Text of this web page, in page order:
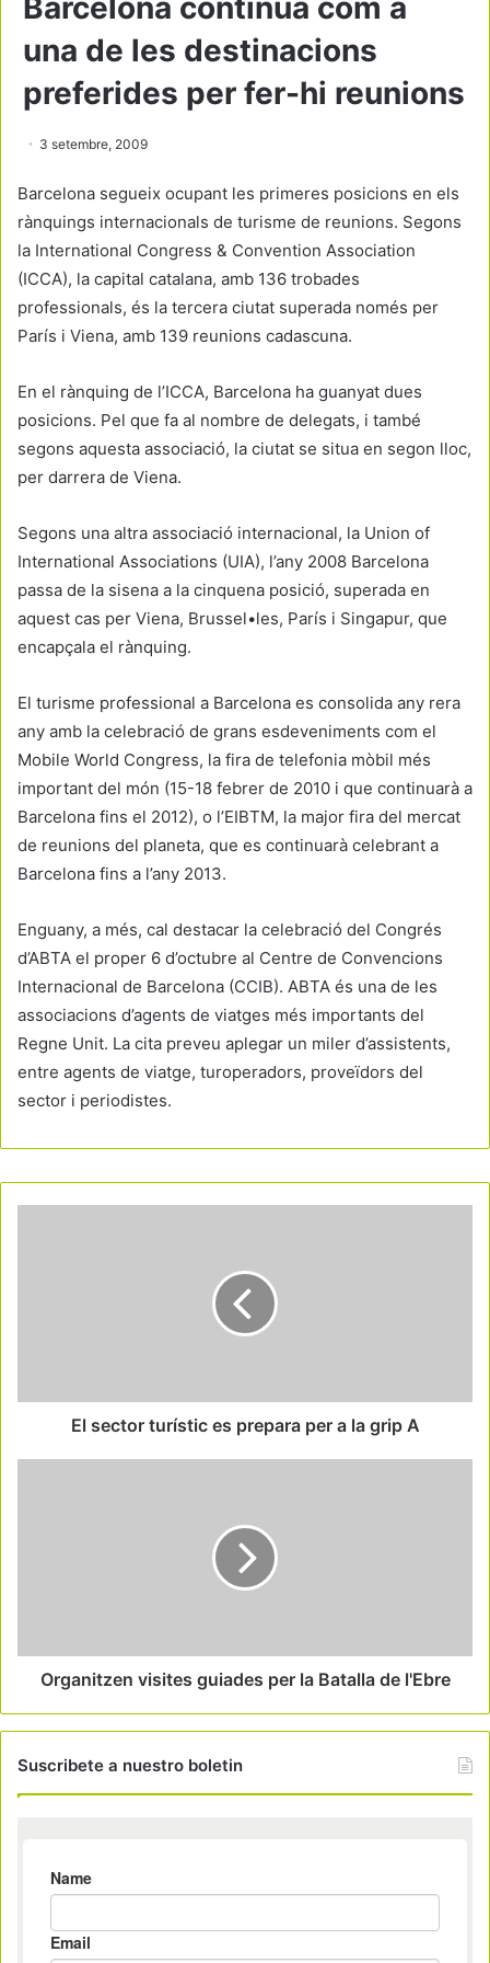
Barcelona continua com a
una de les destinacions
preferides per fer-hi reunions
3 setembre, 2009
Barcelona segueix ocupant les primeres posicions en els
rànquings internacionals de turisme de reunions. Segons
la International Congress & Convention Association
(ICCA), la capital catalana, amb 136 trobades
professionals, és la tercera ciutat superada només per
París i Viena, amb 139 reunions cadascuna.
En el rànquing de l’ICCA, Barcelona ha guanyat dues
posicions. Pel que fa al nombre de delegats, i també
segons aquesta associació, la ciutat se situa en segon lloc,
per darrera de Viena.
Segons una altra associació internacional, la Union of
International Associations (UIA), l’any 2008 Barcelona
passa de la sisena a la cinquena posició, superada en
aquest cas per Viena, Brussel•les, París i Singapur, que
encapçala el rànquing.
El turisme professional a Barcelona es consolida any rera
any amb la celebració de grans esdeveniments com el
Mobile World Congress, la fira de telefonia mòbil més
important del món (15-18 febrer de 2010 i que continuarà a
Barcelona fins el 2012), o l’EIBTM, la major fira del mercat
de reunions del planeta, que es continuarà celebrant a
Barcelona fins a l’any 2013.
Enguany, a més, cal destacar la celebració del Congrés
d’ABTA el proper 6 d’octubre al Centre de Convencions
Internacional de Barcelona (CCIB). ABTA és una de les
associacions d’agents de viatges més importants del
Regne Unit. La cita preveu aplegar un miler d’assistents,
entre agents de viatge, turoperadors, proveïdors del
sector i periodistes.
El sector turístic es prepara per a la grip A
Organitzen visites guiades per la Batalla de l'Ebre
Suscribete a nuestro boletin